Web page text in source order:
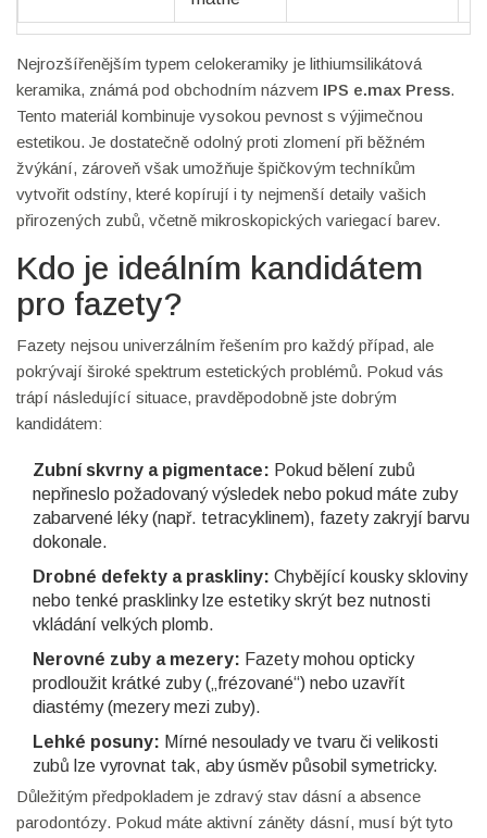
Nejrozšířenějším typem celokeramiky je lithiumsilikátová
keramika, známá pod obchodním názvem IPS e.max Press.
Tento materiál kombinuje vysokou pevnost s výjimečnou
estetikou. Je dostatečně odolný proti zlomení při běžném
žvýkání, zároveň však umožňuje špičkovým techníkům
vytvořit odstíny, které kopírují i ty nejmenší detaily vašich
přirozených zubů, včetně mikroskopických variegací barev.
Kdo je ideálním kandidátem
pro fazety?
Fazety nejsou univerzálním řešením pro každý případ, ale
pokrývají široké spektrum estetických problémů. Pokud vás
trápí následující situace, pravděpodobně jste dobrým
kandidátem:
Zubní skvrny a pigmentace: Pokud bělení zubů
nepřineslo požadovaný výsledek nebo pokud máte zuby
zabarvené léky (např. tetracyklinem), fazety zakryjí barvu
dokonale.
Drobné defekty a praskliny: Chybějící kousky skloviny
nebo tenké prasklinky lze estetiky skrýt bez nutnosti
vkládání velkých plomb.
Nerovné zuby a mezery: Fazety mohou opticky
prodloužit krátké zuby („frézované“) nebo uzavřít
diastémy (mezery mezi zuby).
Lehké posuny: Mírné nesoulady ve tvaru či velikosti
zubů lze vyrovnat tak, aby úsměv působil symetricky.
Důležitým předpokladem je zdravý stav dásní a absence
parodontózy. Pokud máte aktivní záněty dásní, musí být tyto